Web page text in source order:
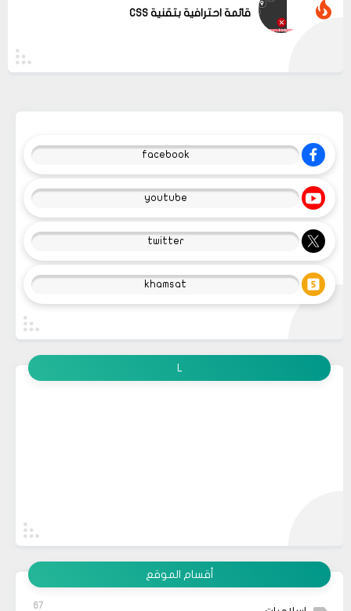
قائمة احترافية بتقنية CSS
facebook
youtube
twitter
khamsat
L
أقسام الموقع
67